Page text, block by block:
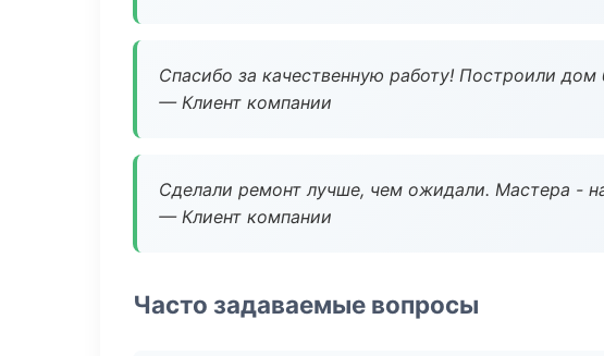
Спасибо за качественную работу! Построили
— Клиент компании
Сделали ремонт лучше, чем ожидали. Мастера -
— Клиент компании
Часто задаваемые вопросы